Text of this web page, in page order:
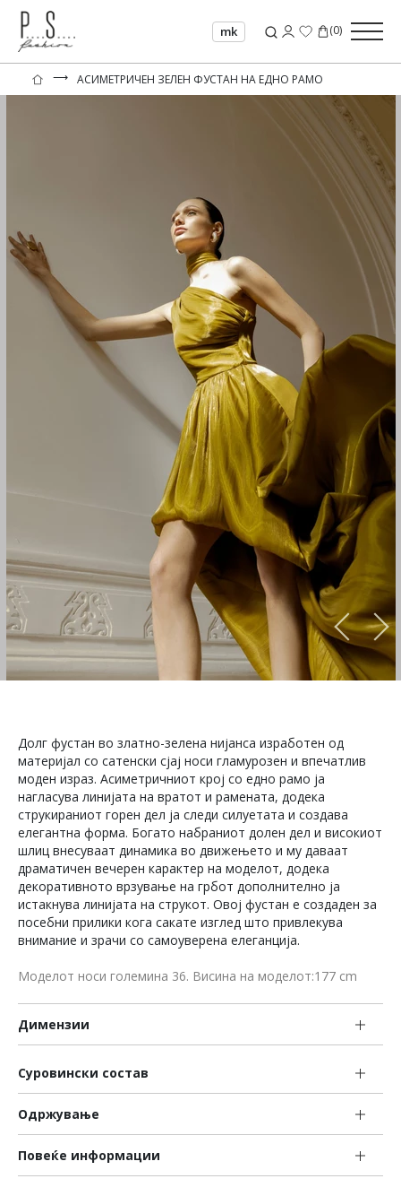
mk (0)
⟶ АСИМЕТРИЧЕН ЗЕЛЕН ФУСТАН НА ЕДНО РАМО
Долг фустан во златно-зелена нијанса изработен од
материјал со сатенски сјај носи гламурозен и впечатлив
моден израз. Асиметричниот крој со едно рамо ја
нагласува линијата на вратот и рамената, додека
струкираниот горен дел ја следи силуетата и создава
елегантна форма. Богато набраниот долен дел и високиот
шлиц внесуваат динамика во движењето и му даваат
драматичен вечерен карактер на моделот, додека
декоративното врзување на грбот дополнително ја
истакнува линијата на струкот. Овој фустан е создаден за
посебни прилики кога сакате изглед што привлекува
внимание и зрачи со самоуверена елеганција.
Моделот носи големина 36. Висина на моделот:177 cm
Димензии
Суровински состав
Одржување
Повеќе информации